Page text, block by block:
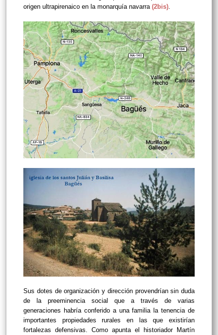
origen ultrapirenaico en la monarquía navarra (2bis).
Sus dotes de organización y dirección provendrían sin duda
de la preeminencia social que a través de varias
generaciones habría conferido a una familia la tenencia de
importantes propiedades rurales en las que existirían
fortalezas defensivas. Como apunta el historiador Martín